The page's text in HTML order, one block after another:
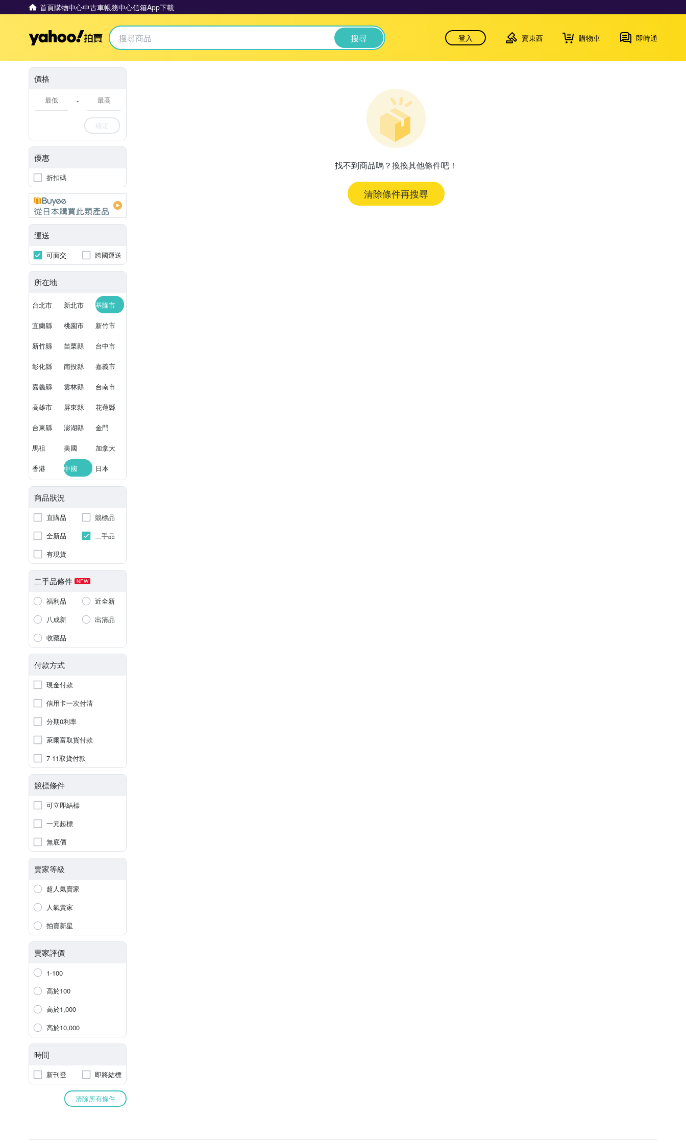
首頁購物中心中古車帳務中心信箱App下載
Yahoo拍賣 搜尋 登入 賣東西 購物車 即時通
價格
-
確定
優惠
折扣碼
運送
可面交 跨國運送
所在地
台北市 新北市 基隆市
宜蘭縣 桃園市 新竹市
新竹縣 苗栗縣 台中市
彰化縣 南投縣 嘉義市
嘉義縣 雲林縣 台南市
高雄市 屏東縣 花蓮縣
台東縣 澎湖縣 金門
馬祖 美國 加拿大
香港 中國 日本
商品狀況
直購品
競標品
全新品
二手品
有現貨
二手品條件 NEW
福利品
近全新
八成新
出清品
收藏品
付款方式
現金付款
信用卡一次付清
分期0利率
萊爾富取貨付款
7-11取貨付款
競標條件
可立即結標
一元起標
無底價
賣家等級
超人氣賣家
人氣賣家
拍賣新星
賣家評價
1-100
高於100
高於1,000
高於10,000
時間
新刊登 即將結標
清除所有條件
找不到商品嗎？換換其他條件吧！
清除條件再搜尋